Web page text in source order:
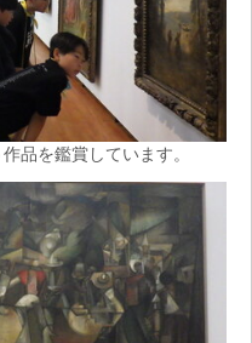
品を鑑賞しています。